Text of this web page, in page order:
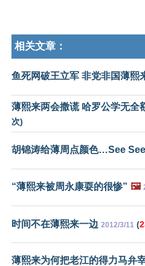
相关文章：
鱼死网破王立军 非党非国薄熙
薄熙来两会撒谎 哈罗公学无全
次)
胡锦涛给薄周点颜色…See See
“薄熙来被周永康耍的很惨” 🖼️
时间不在薄熙来一边 2012/3/11 (
薄熙来为何把老江的得力马弁